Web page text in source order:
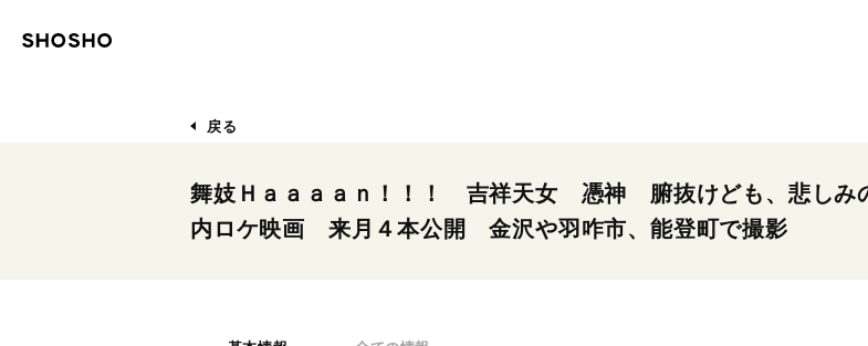
戻る
舞妓Ｈａａａａｎ！！！ 吉祥天女 憑神 腑抜けども、悲しみ
内ロケ映画 来月４本公開 金沢や羽咋市、能登町で撮影